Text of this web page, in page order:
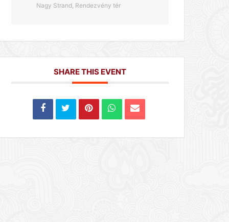
Nagy Strand, Rendezvény tér
SHARE THIS EVENT